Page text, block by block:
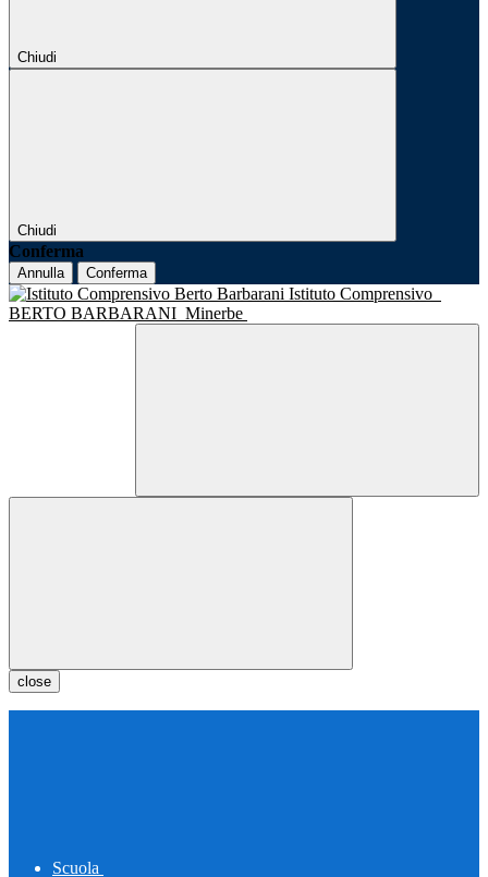
Chiudi
Chiudi
Conferma
Annulla Conferma
Istituto Comprensivo
BERTO BARBARANI Minerbe
close
Scuola